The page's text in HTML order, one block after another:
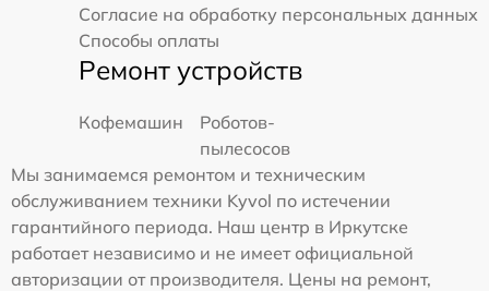
Согласие на обработку персональных данных
Способы оплаты
Ремонт устройств
Кофемашин
Роботов-
пылесосов
Мы занимаемся ремонтом и техническим
обслуживанием техники Kyvol по истечении
гарантийного периода. Наш центр в Иркутске
работает независимо и не имеет официальной
авторизации от производителя. Цены на ремонт,